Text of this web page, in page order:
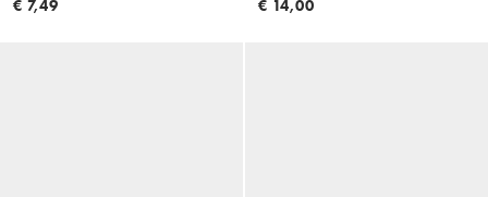
€ 7,49
€ 14,00